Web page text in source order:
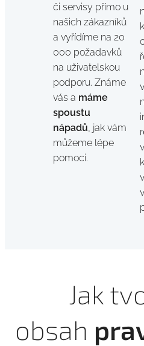
či servisy přímo u
našich zákazníků
a vyřídíme na 20
000 požadavků
na uživatelskou
podporu. Známe
vás a máme
spoustu
nápadů, jak vám
můžeme lépe
pomoci.
Jak
obsah